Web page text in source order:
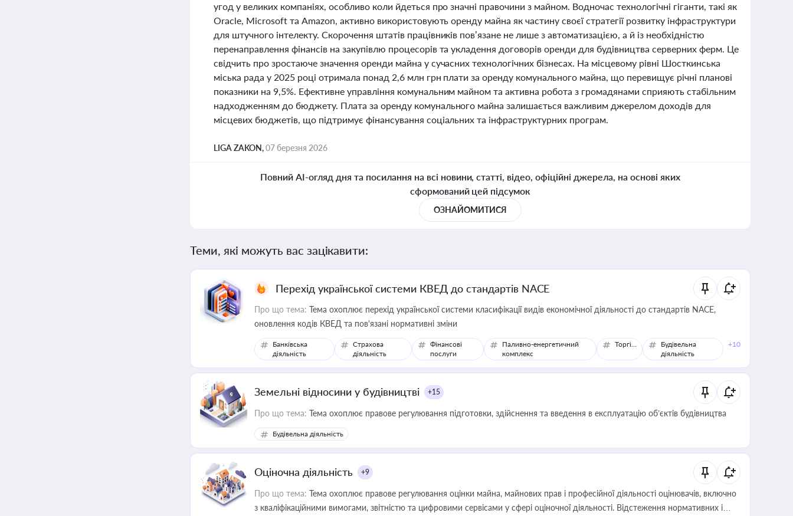
угод у великих компаніях, особливо коли йдеться про значні правочини з майном. Водночас технологічні гіганти, такі як
Oracle, Microsoft та Amazon, активно використовують оренду майна як частину своєї стратегії розвитку інфраструктури
для штучного інтелекту. Скорочення штатів працівників пов’язане не лише з автоматизацією, а й із необхідністю
перенаправлення фінансів на закупівлю процесорів та укладення договорів оренди для будівництва серверних ферм. Це
свідчить про зростаюче значення оренди майна у сучасних технологічних бізнесах. На місцевому рівні Шосткинська
міська рада у 2025 році отримала понад 2,6 млн грн плати за оренду комунального майна, що перевищує річні планові
показники на 9,5%. Ефективне управління комунальним майном та активна робота з громадянами сприяють стабільним
надходженням до бюджету. Плата за оренду комунального майна залишається важливим джерелом доходів для
місцевих бюджетів, що підтримує фінансування соціальних та інфраструктурних програм.
LIGA ZAKON,07 березня 2026
Повний AI-огляд дня та посилання на всі новини, статті, відео, офіційні джерела, на основі яких
сформований цей підсумок
ОЗНАЙОМИТИСЯ
Теми, які можуть вас зацікавити:
Перехід української системи КВЕД до стандартів NACE
Про що тема: Тема охоплює перехід української системи класифікації видів економічної діяльності до стандартів NACE,
оновлення кодів КВЕД та пов'язані нормативні зміни
Банківська
діяльність
Страхова
діяльність
Фінансові
послуги
Паливно-енергетичний
комплекс
Торгівля
Будівельна
діяльність
+10
Земельні відносини у будівництві +15
Про що тема: Тема охоплює правове регулювання підготовки, здійснення та введення в експлуатацію об’єктів будівництва
Будівельна діяльність
Оціночна діяльність +9
Про що тема: Тема охоплює правове регулювання оцінки майна, майнових прав і професійної діяльності оцінювачів, включно
з кваліфікаційними вимогами, звітністю та цифровими сервісами у сфері оціночної діяльності. Відстеження нормативних і